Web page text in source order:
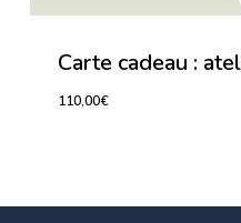
Carte cadeau :
110,00€